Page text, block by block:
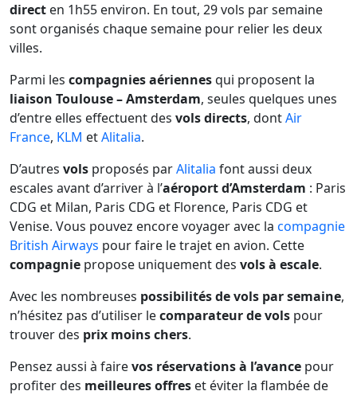
direct en 1h55 environ. En tout, 29 vols par semaine
sont organisés chaque semaine pour relier les deux
villes.
Parmi les compagnies aériennesqui proposent la
liaison Toulouse – Amsterdam, seules quelques unes
d’entre elles effectuent des vols directs, dontAir
France, KLM etAlitalia.
D’autres vols proposés parAlitalia font aussi deux
escales avant d’arriver à l’aéroport d’Amsterdam : Paris
CDG et Milan, Paris CDG et Florence, Paris CDG et
Venise. Vous pouvez encore voyager avec la compagnie
British Airways pour faire le trajet en avion. Cette
compagnie propose uniquement des vols à escale.
Avec les nombreuses possibilités de vols par semaine,
n’hésitez pas d’utiliser lecomparateur de vols pour
trouver des prix moins chers.
Pensez aussi à fairevos réservations à l’avance pour
profiter des meilleures offres et éviter la flambée de